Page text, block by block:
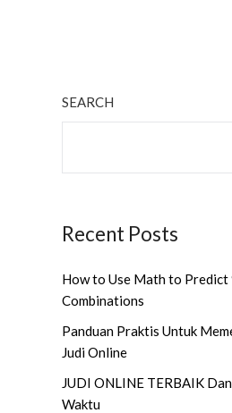
SEARCH
Recent Posts
How to Use Math to
Combinations
Panduan Praktis Untuk
Judi Online
JUDI ONLINE TERBAIK
Waktu